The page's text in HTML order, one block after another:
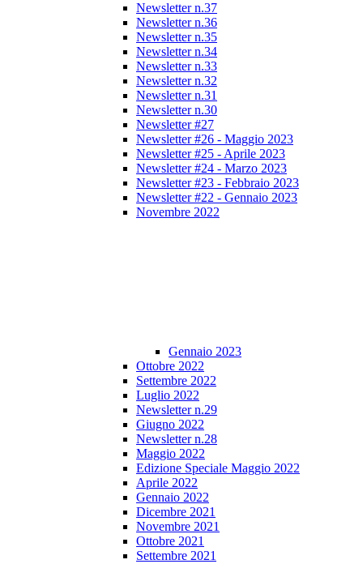
Newsletter n.37
Newsletter n.36
Newsletter n.35
Newsletter n.34
Newsletter n.33
Newsletter n.32
Newsletter n.31
Newsletter n.30
Newsletter #27
Newsletter #26 - Maggio 2023
Newsletter #25 - Aprile 2023
Newsletter #24 - Marzo 2023
Newsletter #23 - Febbraio 2023
Newsletter #22 - Gennaio 2023
Novembre 2022
Gennaio 2023
Ottobre 2022
Settembre 2022
Luglio 2022
Newsletter n.29
Giugno 2022
Newsletter n.28
Maggio 2022
Edizione Speciale Maggio 2022
Aprile 2022
Gennaio 2022
Dicembre 2021
Novembre 2021
Ottobre 2021
Settembre 2021